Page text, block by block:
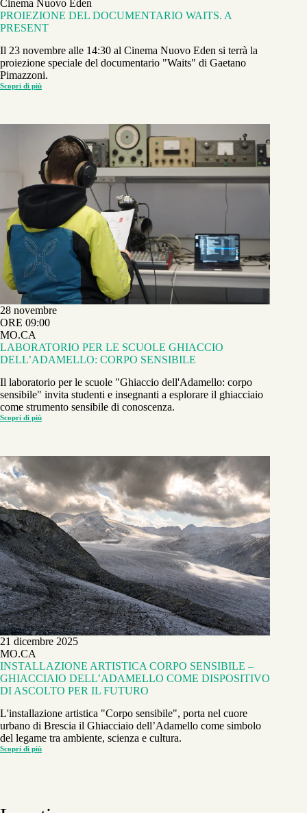
Cinema Nuovo Eden
PROIEZIONE DEL DOCUMENTARIO WAITS. A
PRESENT
Il 23 novembre alle 14:30 al Cinema Nuovo Eden si terrà la
proiezione speciale del documentario "Waits" di Gaetano
Pimazzoni.
Scopri di più
PROIEZIONE
28 novembre
ORE 09:00
MO.CA
LABORATORIO PER LE SCUOLE GHIACCIO
DELL’ADAMELLO: CORPO SENSIBILE
Il laboratorio per le scuole "Ghiaccio dell'Adamello: corpo
sensibile" invita studenti e insegnanti a esplorare il ghiacciaio
come strumento sensibile di conoscenza.
Scopri di più
LABORATORIO
CORPO
SENSIBILE
21 dicembre 2025
MO.CA
INSTALLAZIONE ARTISTICA CORPO SENSIBILE –
GHIACCIAIO DELL’ADAMELLO COME DISPOSITIVO
DI ASCOLTO PER IL FUTURO
L'installazione artistica "Corpo sensibile", porta nel cuore
urbano di Brescia il Ghiacciaio dell’Adamello come simbolo
del legame tra ambiente, scienza e cultura.
Scopri di più
INSTALLAZIONE
COME